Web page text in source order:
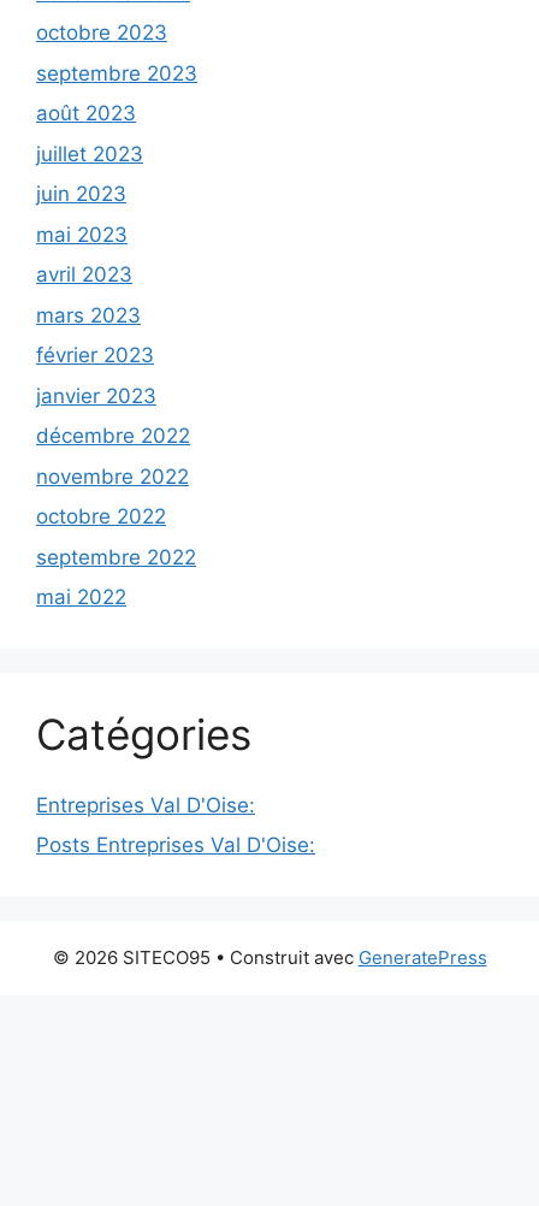
octobre 2023
septembre 2023
août 2023
juillet 2023
juin 2023
mai 2023
avril 2023
mars 2023
février 2023
janvier 2023
décembre 2022
novembre 2022
octobre 2022
septembre 2022
mai 2022
Catégories
Entreprises Val D'Oise:
Posts Entreprises Val D'Oise:
© 2026 SITECO95 • Construit avec GeneratePress